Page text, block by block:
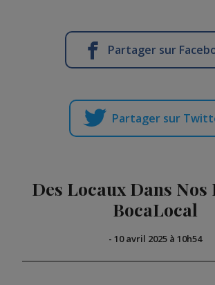
Partager sur
Partager sur
Des Locaux Dans Nos
BocaLocal
- 10 avril 2025 à 10h54